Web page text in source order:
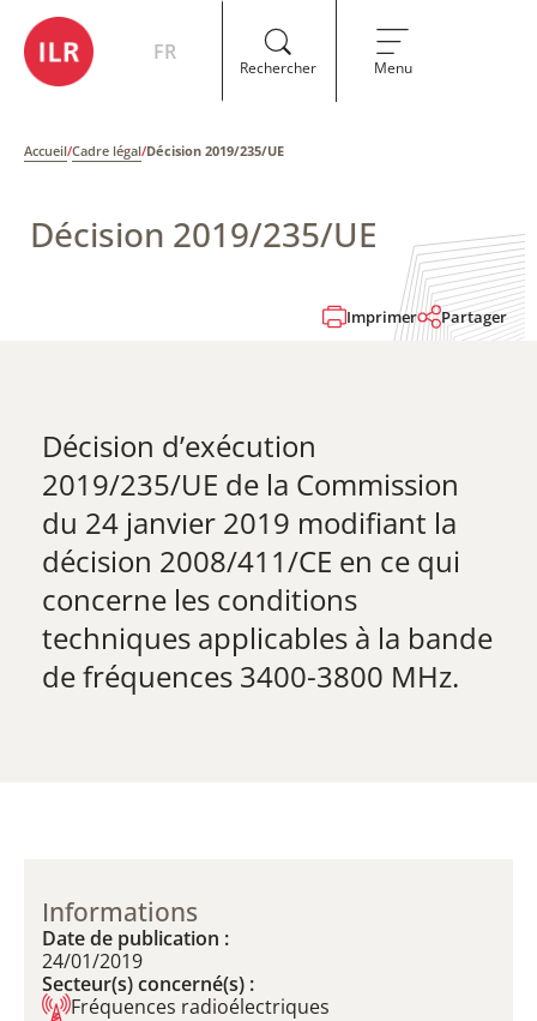
FR
Rechercher Menu
Accueil/Cadre légal/Décision 2019/235/UE
Décision 2019/235/UE
Imprimer Partager
Décision d’exécution
2019/235/UE de la Commission
du 24 janvier 2019 modifiant la
décision 2008/411/CE en ce qui
concerne les conditions
techniques applicables à la bande
de fréquences 3400-3800 MHz.
Informations
Date de publication :
24/01/2019
Secteur(s) concerné(s) :
Fréquences radioélectriques